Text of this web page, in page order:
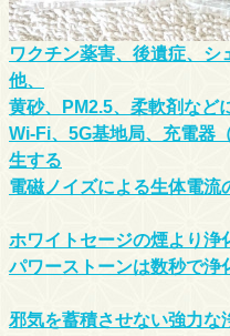
ワクチン薬害、後遺症、
他、
黄砂、PM2.5、柔軟剤など
Wi-Fi、5G基地局、充電器
生する
電磁ノイズによる生体電流
ホワイトセージの煙より浄
パワーストーンは数秒で浄
邪気を蓄積させない強力な